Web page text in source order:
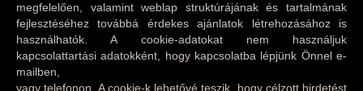
megfelelően, valamint weblap struktúrájának és tartalmának
fejlesztéséhez továbbá érdekes ajánlatok létrehozásához is
használhatók. A cookie-adatokat nem használjuk
kapcsolattartási adatokként, hogy kapcsolatba lépjünk Önnel e-
mailben,
vagy telefonon. A cookie-k lehetővé teszik, hogy célzott hirdetést